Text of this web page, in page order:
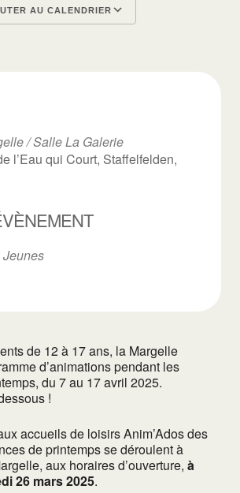
AU CALENDRIER
/ Salle La Galerie
l’Eau qui Court, Staffelfelden,
de 12 à 17 ans, la Margelle
d’animations pendant les
du 7 au 17 avril 2025.
!
accueils de loisirs Anim’Ados des
de printemps se déroulent à
aux horaires d’ouverture, à
26 mars 2025.